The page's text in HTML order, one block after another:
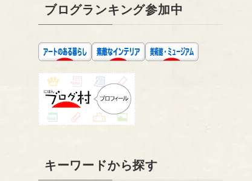
ブログランキング参加中
キーワードから探す